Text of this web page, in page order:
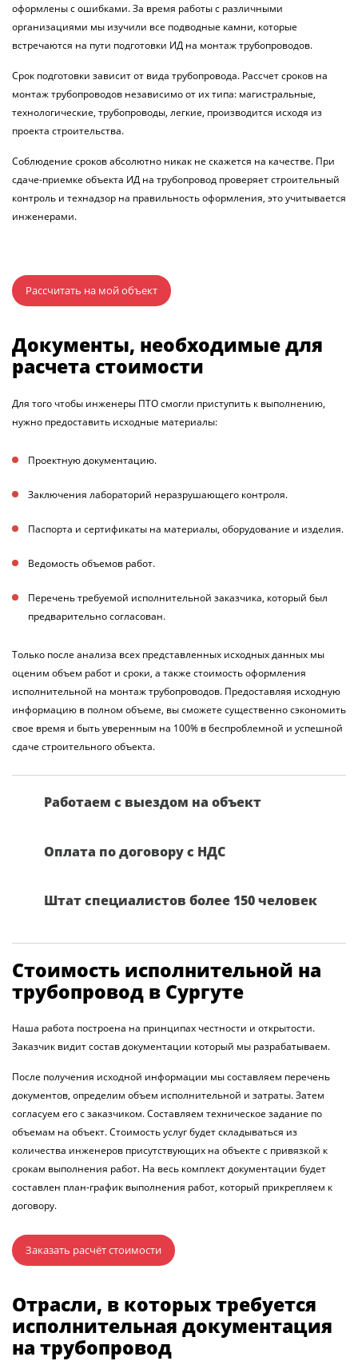
оформлены с ошибками. За время работы с различными
организациями мы изучили все подводные камни, которые
встречаются на пути подготовки ИД на монтаж трубопроводов.
Срок подготовки зависит от вида трубопровода. Рассчет сроков на
монтаж трубопроводов независимо от их типа: магистральные,
технологические, трубопроводы, легкие, производится исходя из
проекта строительства.
Соблюдение сроков абсолютно никак не скажется на качестве. При
сдаче-приемке объекта ИД на трубопровод проверяет строительный
контроль и технадзор на правильность оформления, это учитывается
инженерами.
Рассчитать на мой объект
Документы, необходимые для
расчета стоимости
Для того чтобы инженеры ПТО смогли приступить к выполнению,
нужно предоставить исходные материалы:
Проектную документацию.
Заключения лабораторий неразрушающего контроля.
Паспорта и сертификаты на материалы, оборудование и изделия.
Ведомость объемов работ.
Перечень требуемой исполнительной заказчика, который был
предварительно согласован.
Только после анализа всех представленных исходных данных мы
оценим объем работ и сроки, а также стоимость оформления
исполнительной на монтаж трубопроводов. Предоставляя исходную
информацию в полном объеме, вы сможете существенно сэкономить
свое время и быть уверенным на 100% в беспроблемной и успешной
сдаче строительного объекта.
Работаем с выездом на объект
Оплата по договору с НДС
Штат специалистов более 150 человек
Стоимость исполнительной на
трубопровод в Сургуте
Наша работа построена на принципах честности и открытости.
Заказчик видит состав документации который мы разрабатываем.
После получения исходной информации мы составляем перечень
документов, определим объем исполнительной и затраты. Затем
согласуем его с заказчиком. Составляем техническое задание по
объемам на объект. Стоимость услуг будет складываться из
количества инженеров присутствующих на объекте с привязкой к
срокам выполнения работ. На весь комплект документации будет
составлен план-график выполнения работ, который прикрепляем к
договору.
Заказать расчёт стоимости
Отрасли, в которых требуется
исполнительная документация
на трубопровод